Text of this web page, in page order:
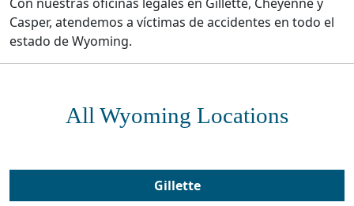
Casper, atendemos a víctimas de accidentes en todo el
estado de Wyoming.
All Wyoming Locations
Gillette